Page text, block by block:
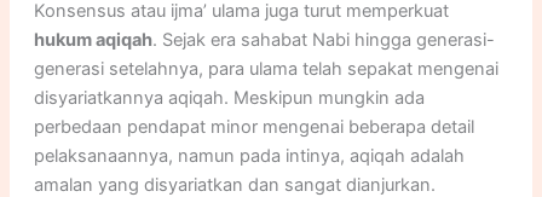
Konsensus atau ijma’ ulama juga turut memperkuat
hukum aqiqah. Sejak era sahabat Nabi hingga generasi-
generasi setelahnya, para ulama telah sepakat mengenai
disyariatkannya aqiqah. Meskipun mungkin ada
perbedaan pendapat minor mengenai beberapa detail
pelaksanaannya, namun pada intinya, aqiqah adalah
amalan yang disyariatkan dan sangat dianjurkan.